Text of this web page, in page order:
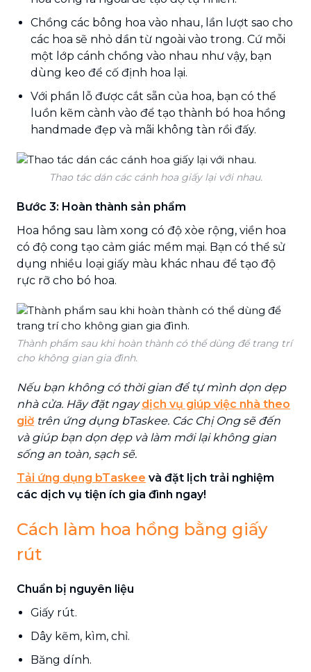
Chồng các bông hoa vào nhau, lần lượt sao cho
các hoa sẽ nhỏ dần từ ngoài vào trong. Cứ mỗi
một lớp cánh chồng vào nhau như vậy, bạn
dùng keo để cố định hoa lại.
Với phần lỗ được cắt sẵn của hoa, bạn có thể
luồn kẽm cành vào để tạo thành bó hoa hồng
handmade đẹp và mãi không tàn rồi đấy.
Thao tác dán các cánh hoa giấy lại với nhau.
Bước 3: Hoàn thành sản phẩm
Hoa hồng sau làm xong có độ xòe rộng, viền hoa
có độ cong tạo cảm giác mềm mại. Bạn có thể sử
dụng nhiều loại giấy màu khác nhau để tạo độ
rực rỡ cho bó hoa.
Thành phẩm sau khi hoàn thành có thể dùng để trang trí
cho không gian gia đình.
Nếu bạn không có thời gian để tự mình dọn dẹp
nhà cửa. Hãy đặt ngaydịch vụ giúp việc nhà theo
giờ trên ứng dụng bTaskee. Các Chị Ong sẽ đến
và giúp bạn dọn dẹp và làm mới lại không gian
sống an toàn, sạch sẽ.
Tải ứng dụng bTaskee và đặt lịch trải nghiệm
các dịch vụ tiện ích gia đình ngay!
Cách làm hoa hồng bằng giấy
rút
Chuẩn bị nguyên liệu
Giấy rút.
Dây kẽm, kìm, chỉ.
Băng dính.